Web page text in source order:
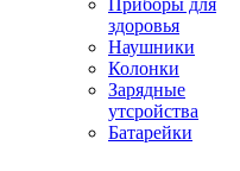
Приборы для
здоровья
Наушники
Колонки
Зарядные
утсройства
Батарейки